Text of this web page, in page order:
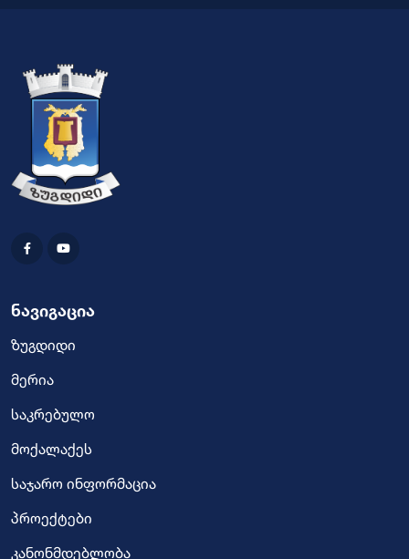
ნავიგაცია
ზუგდიდი
მერია
საკრებულო
მოქალაქეს
საჯარო ინფორმაცია
პროექტები
კანონმდებლობა